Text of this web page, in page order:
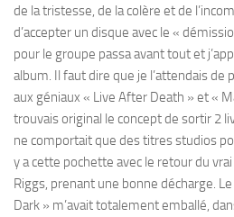
de la tristesse, de la colère et de
d’accepter un disque avec le «
pour le groupe passa avant tout et
album. Il faut dire que je l’attendais de
aux géniaux « Live After Death » et «
trouvais original le concept de sortir 2
ne comportait que des titres studios
y a cette pochette avec le retour du
Riggs, prenant une bonne décharge.
Dark » m’avait totalement emballé,